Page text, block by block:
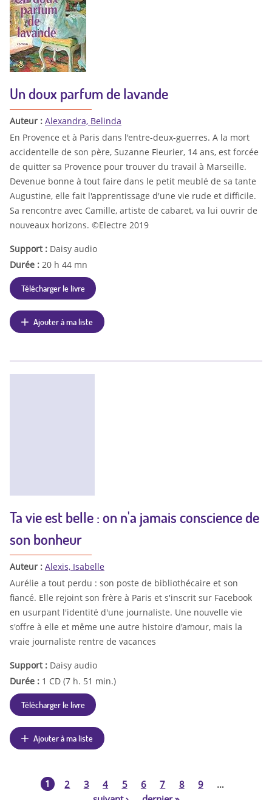
Un doux parfum de lavande
Auteur : Alexandra, Belinda
En Provence et à Paris dans l'entre-deux-guerres. A la mort
accidentelle de son père, Suzanne Fleurier, 14 ans, est forcée
de quitter sa Provence pour trouver du travail à Marseille.
Devenue bonne à tout faire dans le petit meublé de sa tante
Augustine, elle fait l'apprentissage d'une vie rude et difficile.
Sa rencontre avec Camille, artiste de cabaret, va lui ouvrir de
nouveaux horizons. ©Electre 2019
Support : Daisy audio
Durée : 20 h 44 mn
Télécharger le livre
Ajouter à ma liste
Ta vie est belle : on n'a jamais conscience de
son bonheur
Auteur : Alexis, Isabelle
Aurélie a tout perdu : son poste de bibliothécaire et son
fiancé. Elle rejoint son frère à Paris et s'inscrit sur Facebook
en usurpant l'identité d'une journaliste. Une nouvelle vie
s'offre à elle et même une autre histoire d'amour, mais la
vraie journaliste rentre de vacances
Support : Daisy audio
Durée : 1 CD (7 h. 51 min.)
Télécharger le livre
Ajouter à ma liste
1 2 3 4 5 6 7 8 9
…